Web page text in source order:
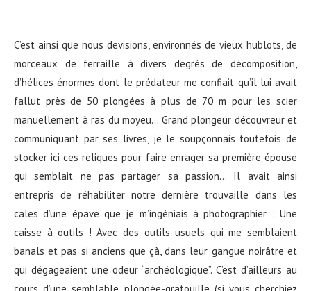
C’est ainsi que nous devisions, environnés de vieux hublots, de
morceaux de ferraille à divers degrés de décomposition,
d’hélices énormes dont le prédateur me confiait qu’il lui avait
fallut près de 50 plongées à plus de 70 m pour les scier
manuellement à ras du moyeu… Grand plongeur découvreur et
communiquant par ses livres, je le soupçonnais toutefois de
stocker ici ces reliques pour faire enrager sa première épouse
qui semblait ne pas partager sa passion… Il avait ainsi
entrepris de réhabiliter notre dernière trouvaille dans les
cales d’une épave que je m’ingéniais à photographier : Une
caisse à outils ! Avec des outils usuels qui me semblaient
banals et pas si anciens que çà, dans leur gangue noirâtre et
qui dégageaient une odeur “archéologique”. C’est d’ailleurs au